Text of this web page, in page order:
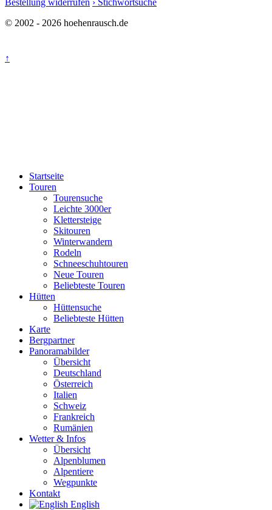
© 2002 - 2026 hoehenrausch.de
↑
Startseite
Touren
Tourensuche
Leichte 3000er
Klettersteige
Skitouren
Winterwandern
Rodeln
Schneeschuhtouren
Neue Touren
Beliebteste Touren
Hütten
Hüttensuche
Beliebteste Hütten
Karte
Bergpartner
Panoramabilder
Übersicht
Deutschland
Österreich
Italien
Schweiz
Frankreich
Rumänien
Wetter & Infos
Übersicht
Alpenblumen
Alpentiere
Wegpunkte
Kontakt
English